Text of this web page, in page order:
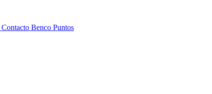
Contacto Benco Puntos